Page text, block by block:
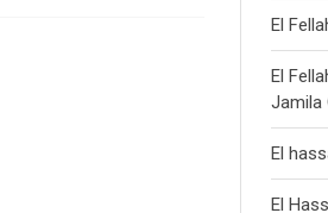
El
El
Jamila
El
El